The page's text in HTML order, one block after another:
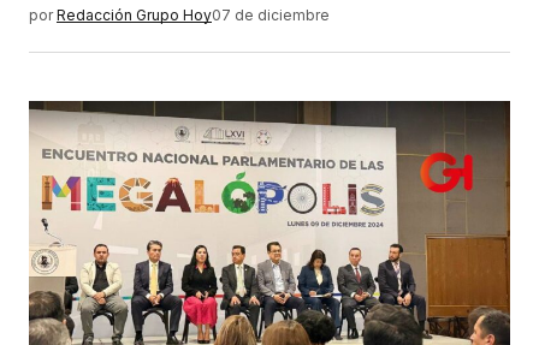
por Redacción Grupo Hoy07 de diciembre